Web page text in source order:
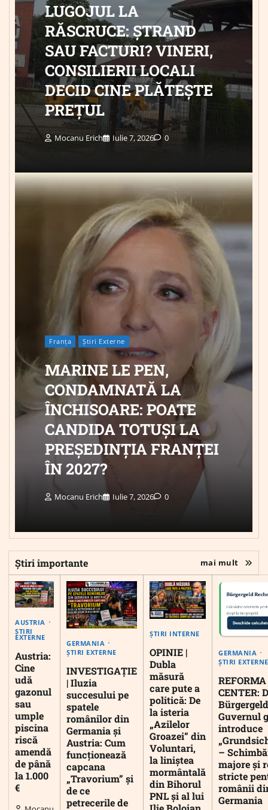
LUGOJUL LA
RĂSCRUCE: ȘTRAND
SAU FACTURI? VINERI,
CONSILIERII LOCALI
DECID CINE PLĂTEȘTE
PREȚUL
Mocanu Erich Iulie 7, 2026 0
Franța Știri Externe
MARINE LE PEN,
CONDAMNATĂ LA
ÎNCHISOARE: POATE
CANDIDA TOTUȘI LA
PREȘEDINȚIA FRANȚEI
ÎN 2027?
Mocanu Erich Iulie 7, 2026 0
Știri importante mai mult
AUSTRIA
ȘTIRI
EXTERNE
Austria:
Cine
udă
gazonul
sau
umple
piscina
riscă
amendă
de până
la 1.000
€
GERMANIA
ȘTIRI EXTERNE
INVESTIGAȚIE
| Iluzia
succesului pe
spatele
românilor din
Germania și
Austria: Cum
funcționează
capcana
„Travorium” și
de ce
petrecerile de
ȘTIRI INTERNE
OPINIE |
Dubla
măsură
care pute a
politică: De
la isteria
„Azilelor
Groazei” din
Voluntari,
la liniștea
mormântală
din Bihorul
PNL și al lui
GERMANIA
ȘTIRI EXTERNE
CENTER:
Guvernul
introduce
–
majore și
stricte
românii
Germania